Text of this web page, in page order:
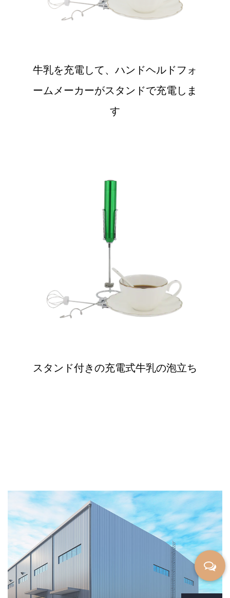
牛乳を充電して、ハンドヘルドフォ
ームメーカーがスタンドで充電しま
す
スタンド付きの充電式牛乳の泡立ち